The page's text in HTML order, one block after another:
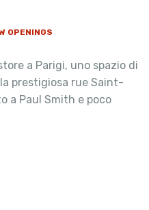
OPENINGS
a Parigi, uno spazio di
prestigiosa rue Saint-
a Paul Smith e poco